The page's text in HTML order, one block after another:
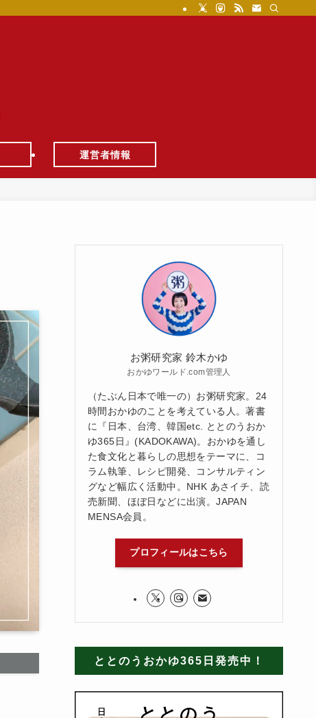
運営者情報
お粥研究家 鈴木かゆ
おかゆワールド.com管理人
（たぶん日本で唯一の）お粥研究家。24
時間おかゆのことを考えている人。著書
に『日本、台湾、韓国etc. ととのうおか
ゆ365日』(KADOKAWA)。おかゆを通し
た食文化と暮らしの思想をテーマに、コ
ラム執筆、レシピ開発、コンサルティン
グなど幅広く活動中。NHK あさイチ、読
売新聞、ほぼ日などに出演。JAPAN
MENSA会員。
プロフィールはこちら
ととのうおかゆ365日発売中！